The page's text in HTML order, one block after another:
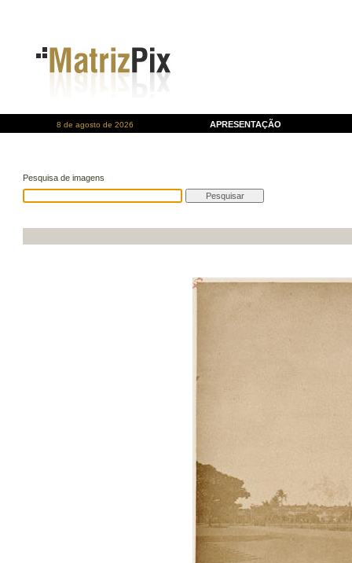
8 de agosto de 2026 APRESENTAÇÃO
Pesquisa de imagens